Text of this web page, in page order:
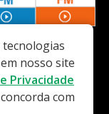
tecnologias
nosso site
Privacidade
com